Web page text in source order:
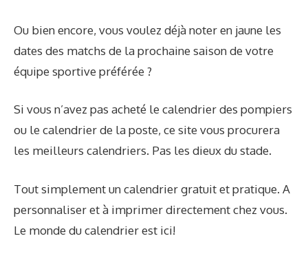
Ou bien encore, vous voulez déjà noter en jaune les
dates des matchs de la prochaine saison de votre
équipe sportive préférée ?
Si vous n’avez pas acheté le calendrier des pompiers
ou le calendrier de la poste, ce site vous procurera
les meilleurs calendriers. Pas les dieux du stade.
Tout simplement un calendrier gratuit et pratique. A
personnaliser et à imprimer directement chez vous.
Le monde du calendrier est ici!